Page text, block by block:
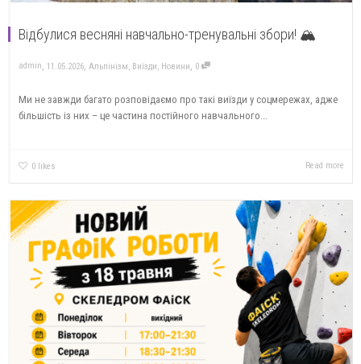
Відбулися весняні навчально-тренувальні збори! 🏔️
admin 11.05.2026 Альпінізм, Виїзди, Новини 0
Ми не завжди багато розповідаємо про такі виїзди у соцмережах, адже
більшість із них – це частина постійного навчального...
0 likes Read more